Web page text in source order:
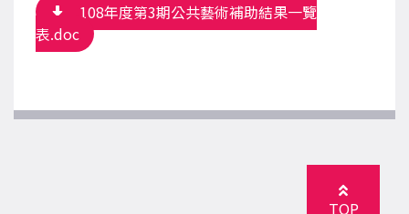
108年度第3期公共藝術補助結果一覽
表.doc
TOP